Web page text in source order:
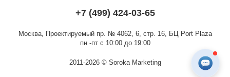
+7 (499) 424-03-65
Москва, Проектируемый пр. № 4062, 6, стр. 16, БЦ Port Plaza
пн -пт с 10:00 до 19:00
2011-2026 © Soroka Marketing